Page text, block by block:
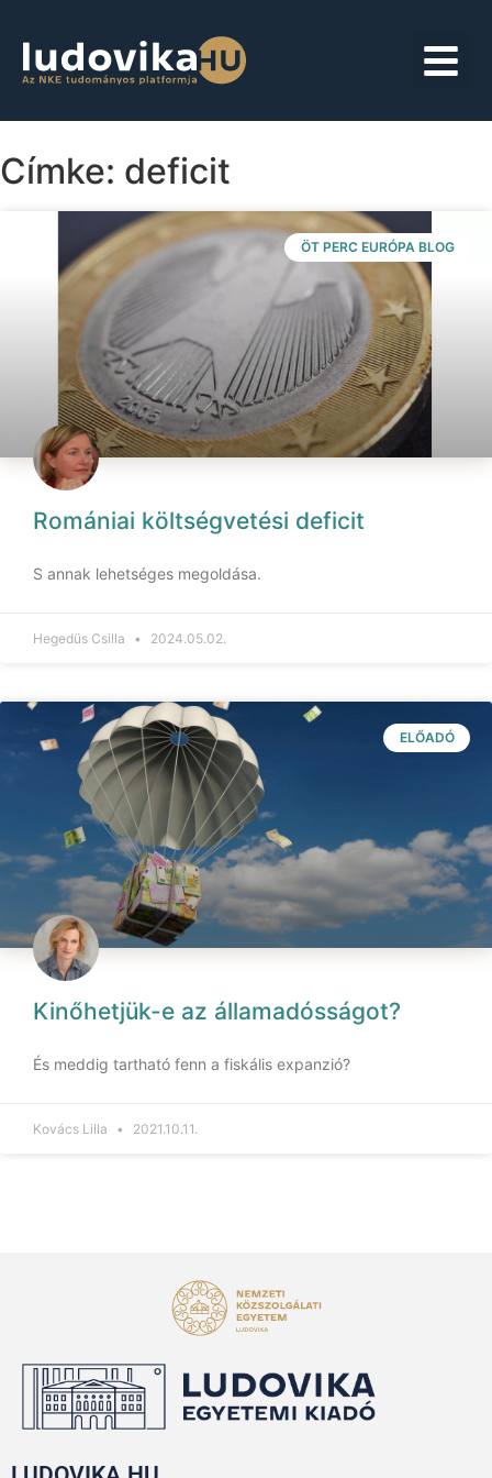
Címke: deficit
ÖT PERC EURÓPA BLOG
Romániai költségvetési deficit
S annak lehetséges megoldása.
Hegedüs Csilla 2024.05.02.
ELŐADÓ
Kinőhetjük-e az államadósságot?
És meddig tartható fenn a fiskális expanzió?
Kovács Lilla 2021.10.11.